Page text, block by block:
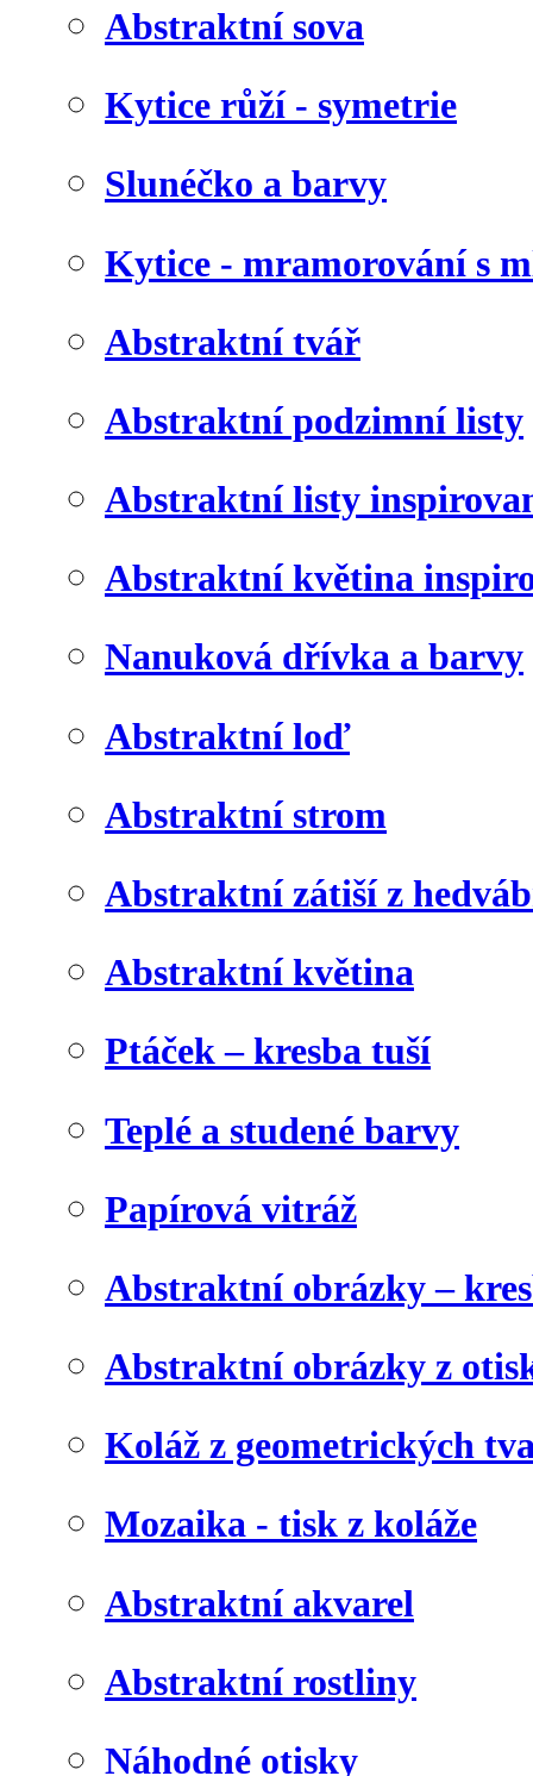
Abstraktní sova
Kytice růží - symetrie
Slunéčko a barvy
Kytice - mramorování s
Abstraktní tvář
Abstraktní podzimní listy
Abstraktní listy
Abstraktní květina
Nanuková dřívka a barvy
Abstraktní loď
Abstraktní strom
Abstraktní zátiší z
Abstraktní květina
Ptáček – kresba tuší
Teplé a studené barvy
Papírová vitráž
Abstraktní obrázky –
Abstraktní obrázky z
Koláž z geometrických
Mozaika - tisk z koláže
Abstraktní akvarel
Abstraktní rostliny
Náhodné otisky